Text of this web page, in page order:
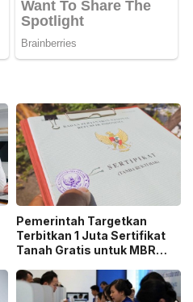
Pemerintah Targetkan
Terbitkan 1 Juta Sertifikat
Tanah Gratis untuk MBR